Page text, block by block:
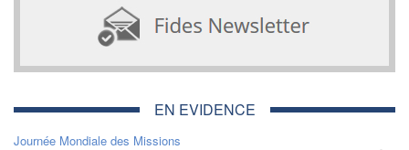
EN EVIDENCE
Journée Mondiale des Missions